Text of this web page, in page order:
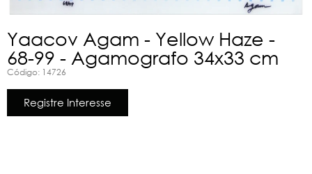
Yaacov Agam - Yellow Haze -
68-99 - Agamografo 34x33 cm
Código: 14726
Registre Interesse